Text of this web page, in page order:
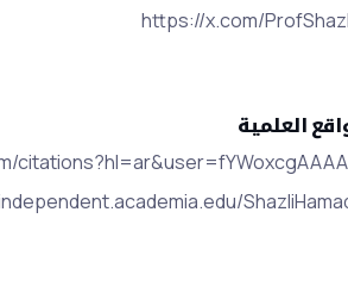
https://x.com/
العلمية